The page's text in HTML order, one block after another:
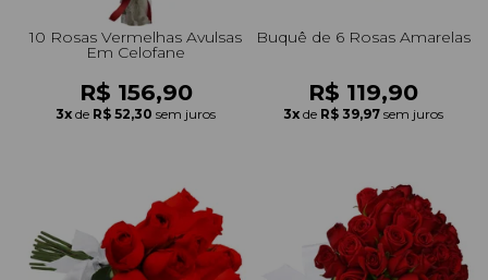
10 Rosas Vermelhas Avulsas
Em Celofane
R$ 156,90
3x de R$ 52,30 sem juros
Buquê de 6 Rosas Amarelas
R$ 119,90
3x de R$ 39,97 sem juros